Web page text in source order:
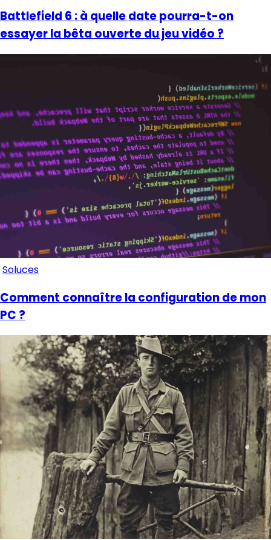
Battlefield 6 : à quelle date pourra-t-on
essayer la bêta ouverte du jeu vidéo ?
Soluces
Comment connaître la configuration de mon
PC ?